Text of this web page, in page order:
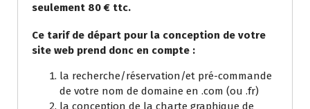
seulement 80 € ttc.
Ce tarif de départ pour la conception de votre
site web prend donc en compte :
la recherche/réservation/et pré-commande
de votre nom de domaine en .com (ou .fr)
la conception de la charte graphique de